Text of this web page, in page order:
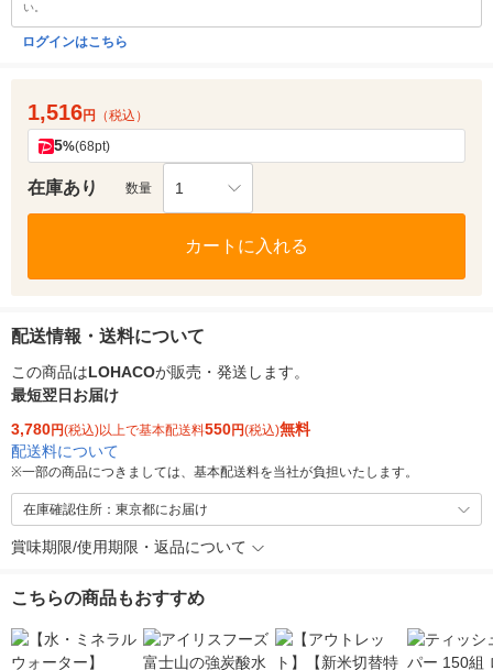
い。
ログインはこちら
1,516円 （税込）
5%(68pt)
在庫あり 数量 1
カートに入れる
配送情報・送料について
この商品はLOHACOが販売・発送します。
最短翌日お届け
3,780円(税込)以上で基本配送料550円(税込)無料
配送料について
※一部の商品につきましては、基本配送料を当社が負担いたします。
在庫確認住所：東京都にお届け
賞味期限/使用期限・返品について
こちらの商品もおすすめ